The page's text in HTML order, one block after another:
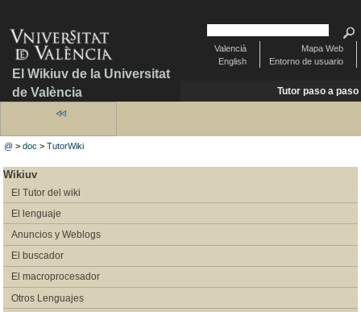
El Wikiuv de la Universitat
de València
Mapa Web
Entorno de usuario
Valencià
English
Tutor paso a paso
@ >doc >TutorWiki
Wikiuv
El Tutor del wiki
El lenguaje
Anuncios y Weblogs
El buscador
El macroprocesador
Otros Lenguajes